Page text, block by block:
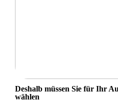
Deshalb müssen Sie für Ihr
wählen